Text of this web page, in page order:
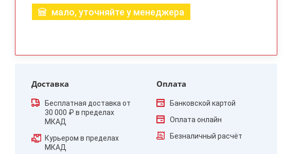
мало, уточняйте у менеджера
Доставка
Бесплатная доставка от
30 000 ₽ в пределах
МКАД
Курьером в пределах
МКАД
Оплата
Банковской картой
Оплата онлайн
Безналичный расчёт